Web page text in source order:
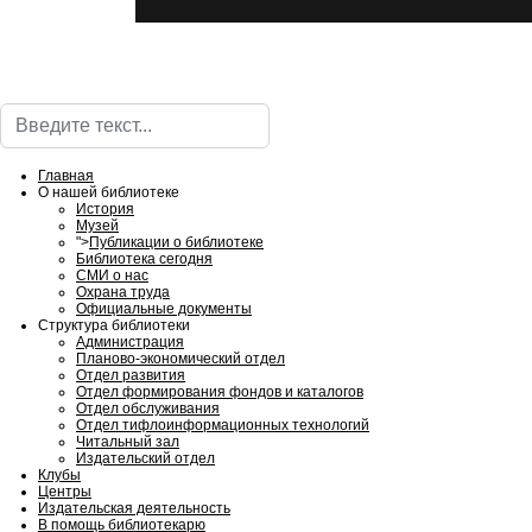
Поиск
Главная
О нашей библиотеке
История
Музей
">Публикации о библиотеке
Библиотека сегодня
СМИ о нас
Охрана труда
Официальные документы
Структура библиотеки
Администрация
Планово-экономический отдел
Отдел развития
Отдел формирования фондов и каталогов
Отдел обслуживания
Отдел тифлоинформационных технологий
Читальный зал
Издательский отдел
Клубы
Центры
Издательская деятельность
В помощь библиотекарю